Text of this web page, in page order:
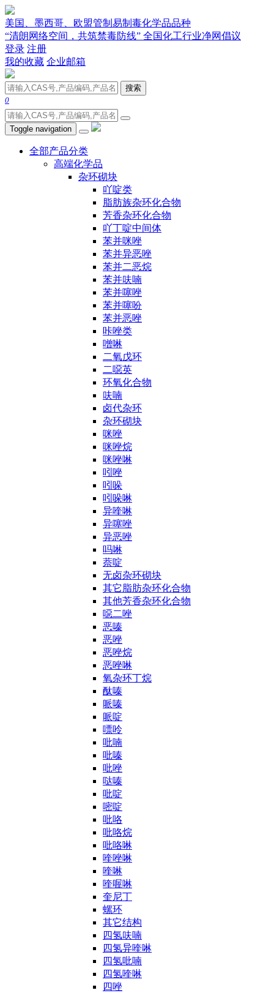
美国、墨西哥、欧盟管制易制毒化学品品种
“清朗网络空间，共筑禁毒防线” 全国化工行业净网倡议
登录 注册
我的收藏 企业邮箱
搜索
0
Toggle navigation
全部产品分类
高端化学品
杂环砌块
吖啶类
脂肪族杂环化合物
芳香杂环化合物
吖丁啶中间体
苯并咪唑
苯并异恶唑
苯并二恶烷
苯并呋喃
苯并噻唑
苯并噻吩
苯并恶唑
咔唑类
噌啉
二氧戊环
二噁英
环氧化合物
呋喃
卤代杂环
杂环砌块
咪唑
咪唑烷
咪唑啉
吲唑
吲哚
吲哚啉
异喹啉
异噻唑
异恶唑
吗啉
萘啶
无卤杂环砌块
其它脂肪杂环化合物
其他芳香杂环化合物
噁二唑
恶嗪
恶唑
恶唑烷
恶唑啉
氧杂环丁烷
酞嗪
哌嗪
哌啶
嘌呤
吡喃
吡嗪
吡唑
哒嗪
吡啶
嘧啶
吡咯
吡咯烷
吡咯啉
喹唑啉
喹啉
喹喔啉
奎尼丁
螺环
其它结构
四氢呋喃
四氢异喹啉
四氢吡喃
四氢喹啉
四唑